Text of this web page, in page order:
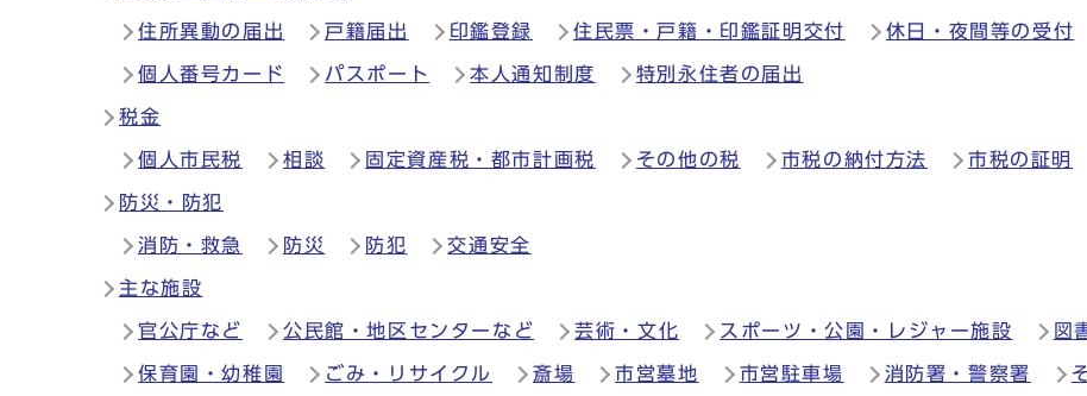
住所異動の届出 戸籍届出 印鑑登録 住民票・戸籍・印鑑証明交付 休日・夜間等の受付
個人番号カード パスポート 本人通知制度 特別永住者の届出
税金
個人市民税 相談 固定資産税・都市計画税 その他の税 市税の納付方法 市税の証明
防災・防犯
消防・救急 防災 防犯 交通安全
主な施設
官公庁など 公民館・地区センターなど 芸術・文化 スポーツ・公園・レジャー施設 図
保育園・幼稚園 ごみ・リサイクル 斎場 市営墓地 市営駐車場 消防署・警察署